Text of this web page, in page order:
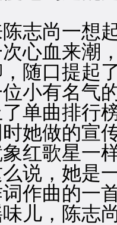
尚一想起
心血来潮
随口提起
小有名气
单曲排行
她做的宣
红歌星一
说，她是
作曲的一
儿，陈志